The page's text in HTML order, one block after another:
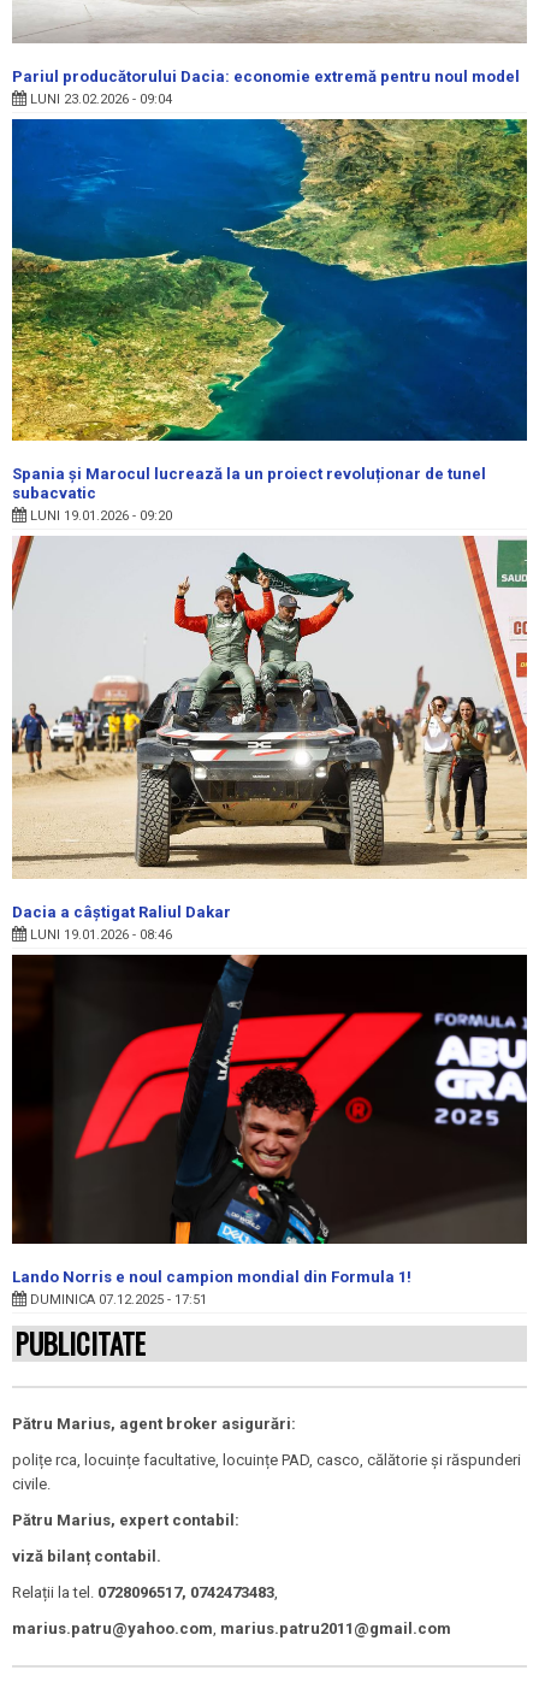
Pariul producătorului Dacia: economie extremă pentru noul model
LUNI 23.02.2026 - 09:04
Spania și Marocul lucrează la un proiect revoluționar de tunel
subacvatic
LUNI 19.01.2026 - 09:20
Dacia a câștigat Raliul Dakar
LUNI 19.01.2026 - 08:46
Lando Norris e noul campion mondial din Formula 1!
DUMINICA 07.12.2025 - 17:51
PUBLICITATE
Pătru Marius, agent broker asigurări:
polițe rca, locuințe facultative, locuințe PAD, casco, călătorie și răspunderi
civile.
Pătru Marius, expert contabil:
viză bilanț contabil.
Relații la tel. 0728096517, 0742473483
marius.patru@yahoo.com marius.patru2011@gmail.com